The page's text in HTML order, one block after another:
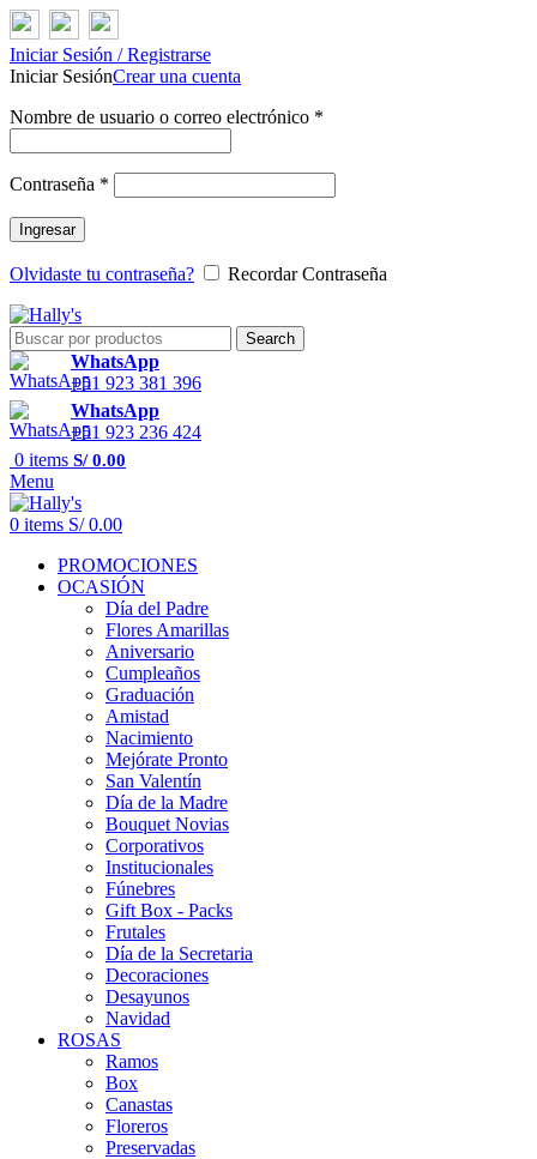
Iniciar Sesión / Registrarse
Iniciar SesiónCrear una cuenta
Nombre de usuario o correo electrónico *
Contraseña *
Ingresar
Olvidaste tu contraseña? Recordar Contraseña
Search
WhatsApp
+51 923 381 396
WhatsApp
+51 923 236 424
0 items S/0.00
Menu
0 items S/0.00
PROMOCIONES
OCASIÓN
Día del Padre
Flores Amarillas
Aniversario
Cumpleaños
Graduación
Amistad
Nacimiento
Mejórate Pronto
San Valentín
Día de la Madre
Bouquet Novias
Corporativos
Institucionales
Fúnebres
Gift Box - Packs
Frutales
Día de la Secretaria
Decoraciones
Desayunos
Navidad
ROSAS
Ramos
Box
Canastas
Floreros
Preservadas